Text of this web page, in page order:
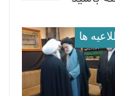
ها